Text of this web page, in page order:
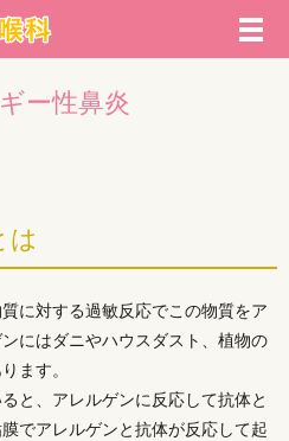
メ
ー性鼻炎
は
に対する過敏反応でこの物質をア
にはダニやハウスダスト、植物の
ます。
と、アレルゲンに反応して抗体と
でアレルゲンと抗体が反応して起